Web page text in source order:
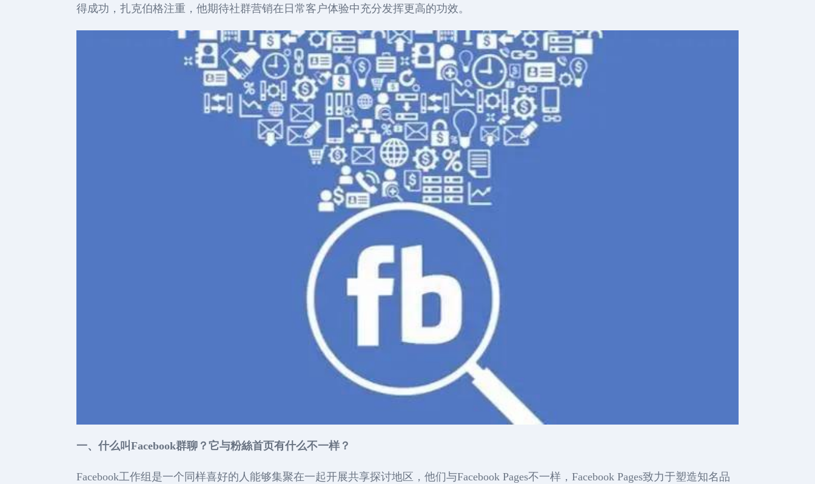
得成功，扎克伯格注重，他期待社群营销在日常客户体验中充分发挥更高的功效。
一、什么叫Facebook群聊？它与粉絲首页有什么不一样？
Facebook工作组是一个同样喜好的人能够集聚在一起开展共享探讨地区，他们与Facebook Pages不一样，Facebook Pages致力于塑造知名品